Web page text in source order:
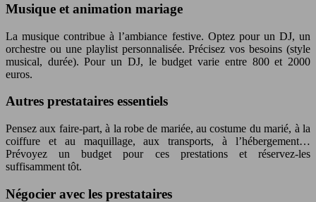
Musique et animation mariage
La musique contribue à l’ambiance festive. Optez pour un DJ, un
orchestre ou une playlist personnalisée. Précisez vos besoins (style
musical, durée). Pour un DJ, le budget varie entre 800 et 2000
euros.
Autres prestataires essentiels
Pensez aux faire-part, à la robe de mariée, au costume du marié, à la
coiffure et au maquillage, aux transports, à l’hébergement…
Prévoyez un budget pour ces prestations et réservez-les
suffisamment tôt.
Négocier avec les prestataires